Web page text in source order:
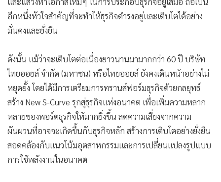
อีกหนึ่งหัวใจสำคัญที่จะทำให้ธุรกิจดำรงอยู่และเติบโตได้อย่าง
มั่นคงและยั่งยืน
ดังนั้น แม้ว่าจะเติบโตต่อเนื่องยาวนานมามากกว่า 60 ปี บริษัท
ไทยออยล์ จำกัด (มหาชน) หรือไทยออยล์ ยังคงเดินหน้าอย่างไม่
หยุดยั้ง โดยได้มีการเตรียมการทรานส์ฟอร์มธุรกิจด้วยกลยุทธ์
สร้าง New S-Curve รุกสู่ธุรกิจแห่งอนาคต เพื่อเพิ่มความหลาก
หลายของพอร์ตธุรกิจให้มากยิ่งขึ้น ลดความเสี่ยงจากความ
ผันผวนที่อาจจะเกิดขึ้นกับธุรกิจหลัก สร้างการเติบโตอย่างยั่งยืน
สอดคล้องกับแนวโน้มอุตสาหกรรมและการเปลี่ยนแปลงรูปแบบ
การใช้พลังงานในอนาคต